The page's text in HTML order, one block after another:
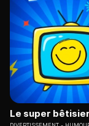
Le super bêtisier